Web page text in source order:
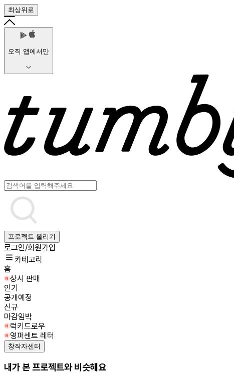
최상위로
오직 앱에서만
프로젝트 올리기
로그인/회원가입
카테고리
홈
상시 판매
인기
공개예정
신규
마감임박
럭키드로우
영퍼센트 레터
창작자센터
내가 본 프로젝트와 비슷해요